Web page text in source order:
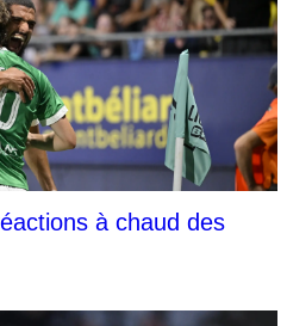
à chaud des